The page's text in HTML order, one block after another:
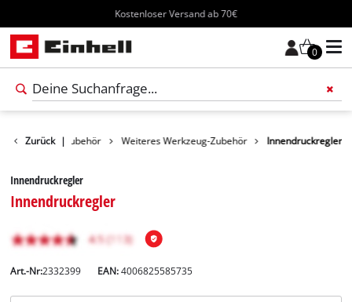
Kostenloser Versand ab 70€
0
Zurück |
Werkzeug-Zubehör Weiteres Werkzeug-Zubehör Innendruckregler
Innendruckregler
Innendruckregler
Art.-Nr:2332399 EAN:4006825585735